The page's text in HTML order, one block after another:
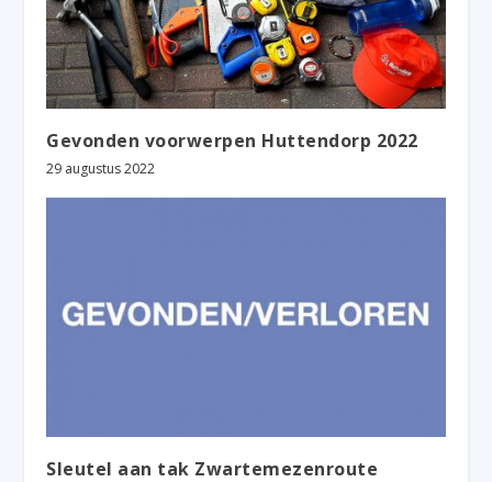
Gevonden voorwerpen Huttendorp 2022
29 augustus 2022
Sleutel aan tak Zwartemezenroute